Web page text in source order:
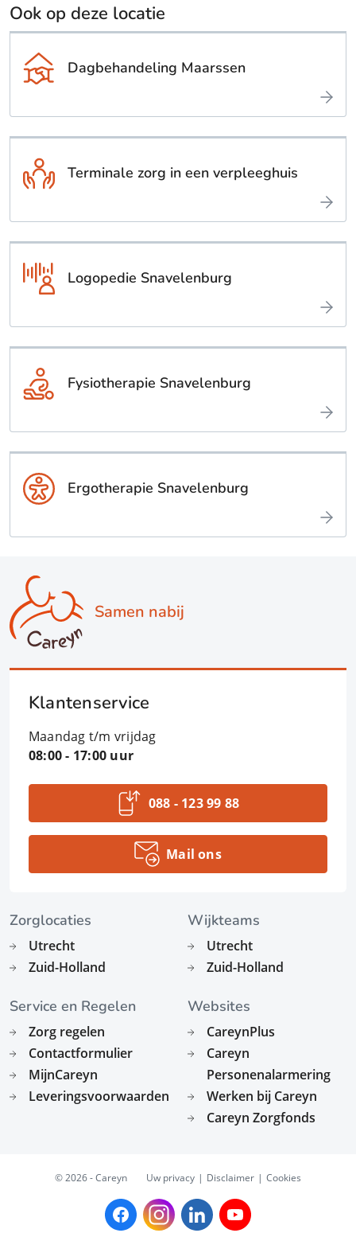
Ook op deze locatie
Dagbehandeling Maarssen
Terminale zorg in een verpleeghuis
Logopedie Snavelenburg
Fysiotherapie Snavelenburg
Ergotherapie Snavelenburg
Samen nabij
Klantenservice
Maandag t/m vrijdag
08:00 - 17:00 uur
088 - 123 99 88
Mail ons
Zorglocaties
Utrecht
Zuid-Holland
Wijkteams
Utrecht
Zuid-Holland
Service en Regelen
Zorg regelen
Contactformulier
MijnCareyn
Leveringsvoorwaarden
Websites
CareynPlus
Careyn
Personenalarmering
Werken bij Careyn
Careyn Zorgfonds
© 2026 - Careyn Uw privacy Disclaimer Cookies